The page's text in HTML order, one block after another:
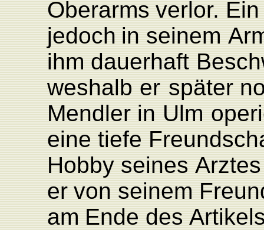
Oberarms verlor. Ein
jedoch in seinem
ihm dauerhaft
weshalb er später
Mendler in Ulm
eine tiefeF
Hobby seines Arztes
er vonseinemF
am Ende des